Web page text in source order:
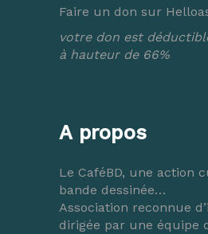
Faire un don sur
votre don est
à hauteur de 66%
A propos
Le CaféBD, une action
bande dessinée…
Association reconnue
dirigée par une équipe